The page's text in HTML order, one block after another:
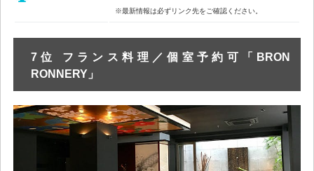
※最新情報は必ずリンク先をご確認ください。
7位 フランス料理／個室予約可「BRON
RONNERY」